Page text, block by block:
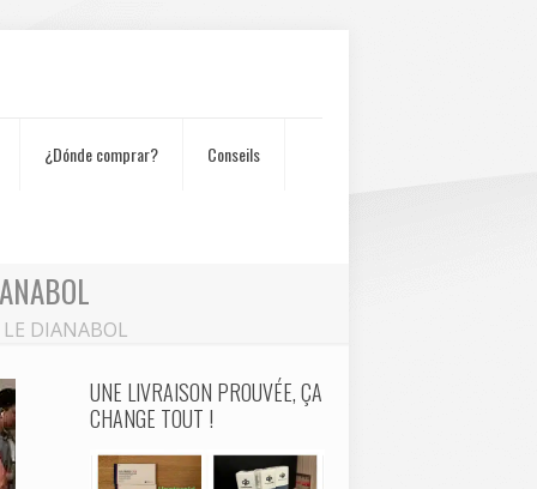
¿Dónde comprar? Conseils
LE DIANABOL
UNE LIVRAISON PROUVÉE, ÇA
CHANGE TOUT !